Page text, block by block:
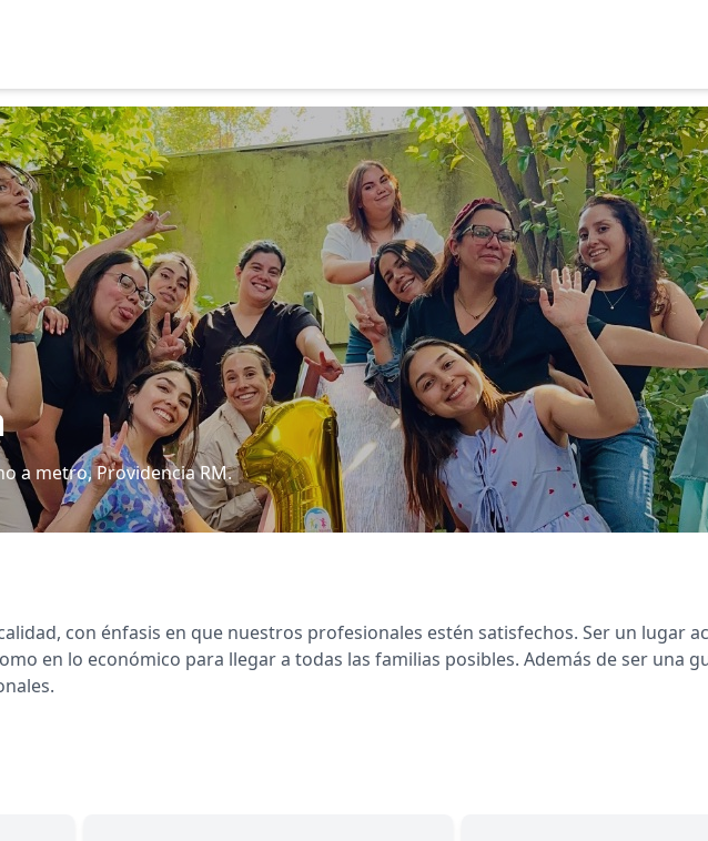
a metro, Providencia RM.
con énfasis en que nuestros profesionales estén satisfechos. Ser un lugar
en lo económico para llegar a todas las familias posibles. Además de ser una